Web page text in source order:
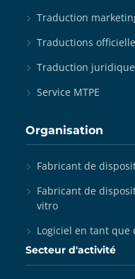
Traduction
Traductions
Traduction juridique
Service MTPE
Organisation
Fabricant de
Fabricant de
vitro
Logiciel en tant
Secteur d'activité